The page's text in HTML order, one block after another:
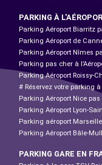
PARKING À
Parking Aéroport Biarritz
Parking Aéroport de
Parking Aéroport Nîmes
Parking pas cher à
Parking Aéroport Roissy-
# Réservez votre parking
Parking Aéroport Nice pas
Parking Aéroport Lyon-
Parking aéroport
Parking Aéroport Bâle-
PARKING GARE EN